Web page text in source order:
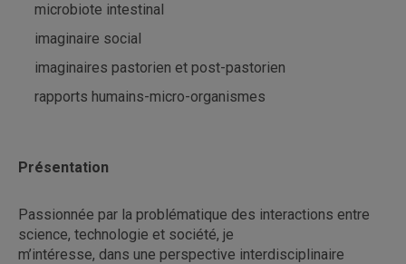
microbiote intestinal
imaginaire social
imaginaires pastorien et post-pastorien
rapports humains-micro-organismes
Présentation
Passionnée par la problématique des interactions entre
science, technologie et société, je
m’intéresse, dans une perspective interdisciplinaire